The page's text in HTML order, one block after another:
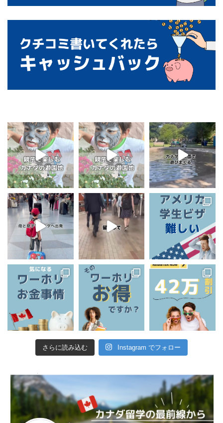
さらに読み込む Instagram でフォロー